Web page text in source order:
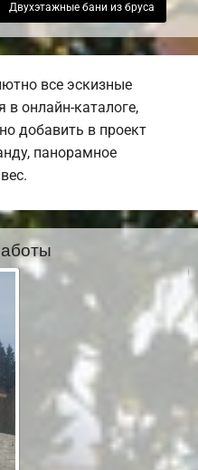
Двухэтажные бани из бруса
все эскизные
в онлайн-каталоге,
добавить в проект
панорамное